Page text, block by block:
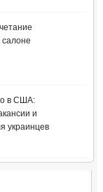
салоне
в США:
и
украинцев